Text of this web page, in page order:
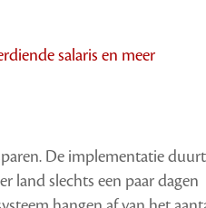
salaris en meer
De implementatie
land slechts een paar dagen